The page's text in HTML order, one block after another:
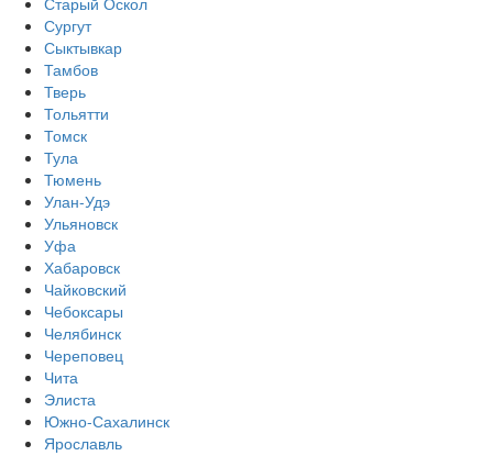
Сургут
Сыктывкар
Тамбов
Тверь
Тольятти
Томск
Тула
Тюмень
Улан-Удэ
Ульяновск
Уфа
Хабаровск
Чайковский
Чебоксары
Челябинск
Череповец
Чита
Элиста
Южно-Сахалинск
Ярославль